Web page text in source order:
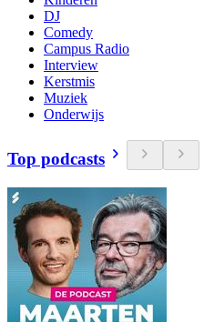
DJ
Comedy
Campus Radio
Interview
Kerstmis
Muziek
Onderwijs
Top podcasts